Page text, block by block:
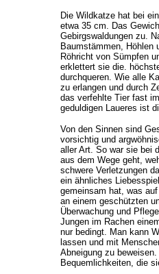
Die Wildkatze hat bei
etwa 35 cm. Das
Gebirgswaldungen zu.
Baumstämmen,
Röhricht von Sümpfen
erklettert sie die.
durchqueren. Wie alle
zu erlangen und durch
das verfehlte Tier fast
geduldigen Laueres ist
Von den Sinnen sind
vorsichtig und
aller Art. So war sie bei
aus dem Wege geht,
schwere Verletzungen
ein ähnliches
gemeinsam hat, was
an einem geschützten
Überwachung und
Jungen im Rachen
nur bedingt. Man kann
lassen und mit
Abneigung zu
Bequemlichkeiten, die